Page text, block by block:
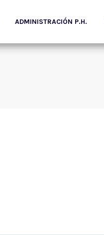
ADMINISTRACIÓN P.H.